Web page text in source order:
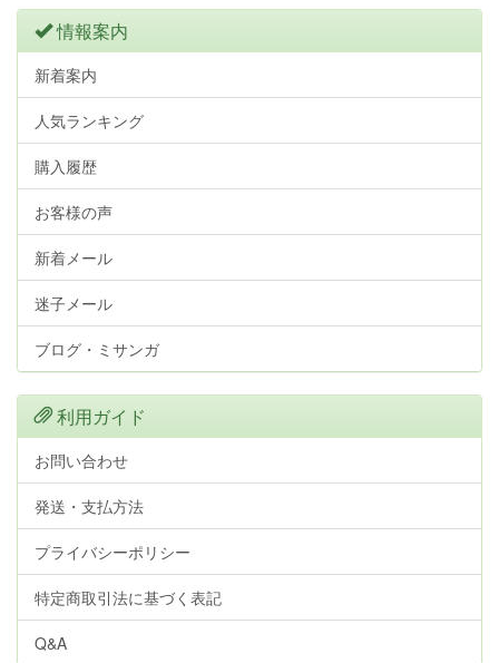
情報案内
新着案内
人気ランキング
購入履歴
お客様の声
新着メール
迷子メール
ブログ・ミサンガ
利用ガイド
お問い合わせ
発送・支払方法
プライバシーポリシー
特定商取引法に基づく表記
Q&A